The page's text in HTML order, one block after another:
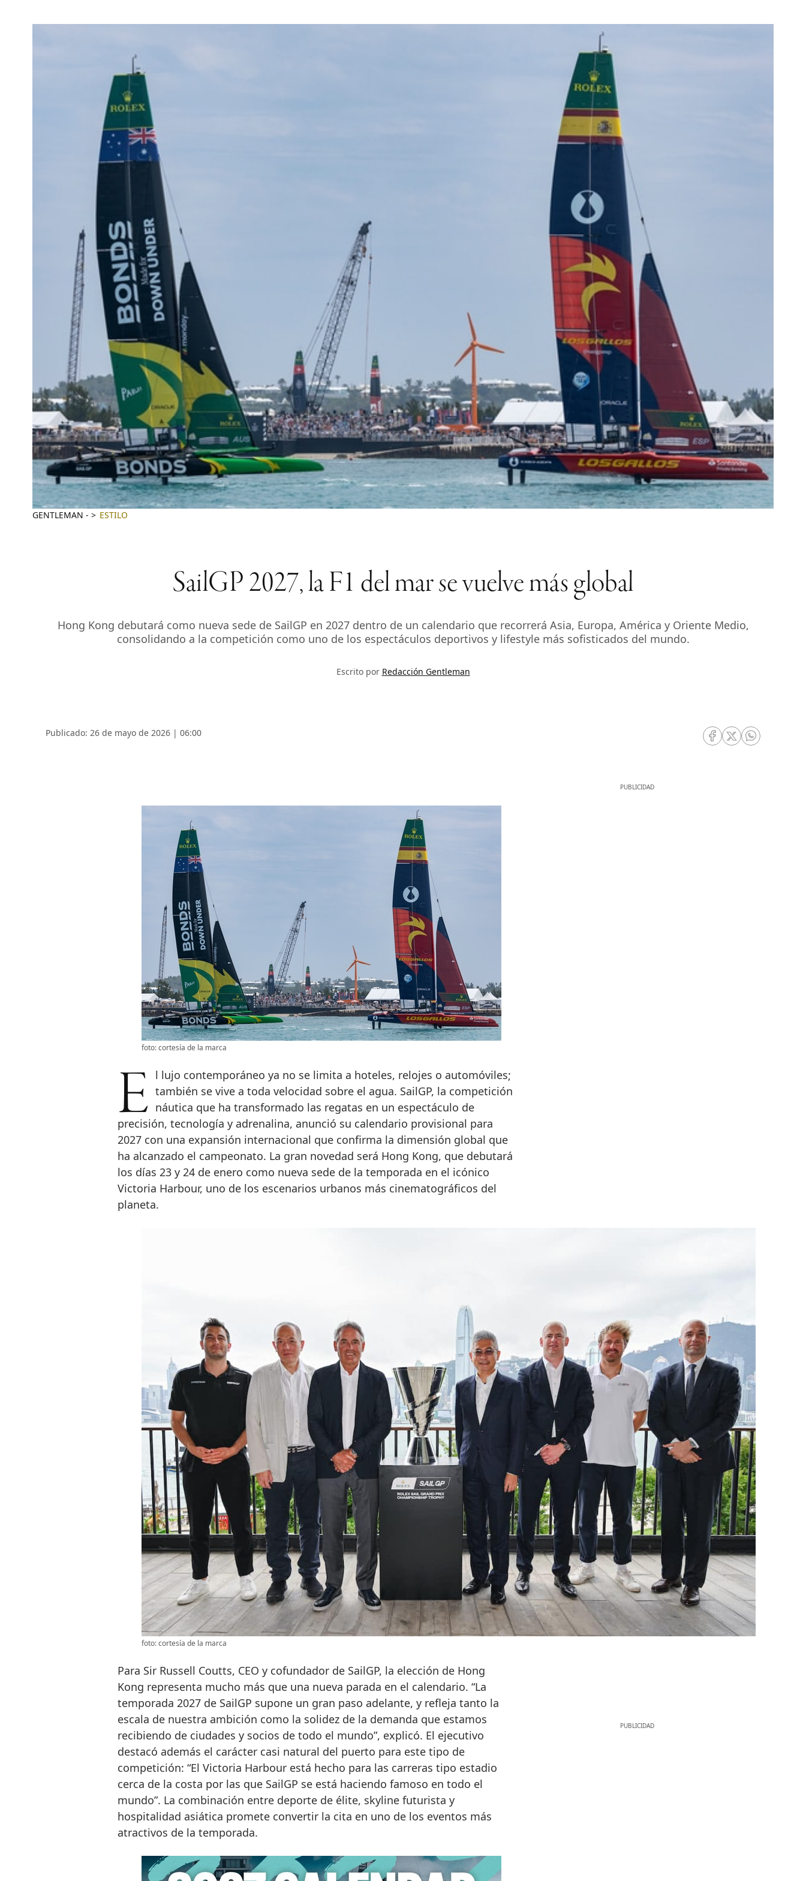
GENTLEMAN - ESTILO
SailGP 2027, la F1 del mar se vuelve más global
Hong Kong debutará como nueva sede de SailGP en 2027 dentro de un calendario que recorrerá Asia, Europa, América y Oriente Medio,
consolidando a la competición como uno de los espectáculos deportivos y lifestyle más sofisticados del mundo.
Escrito por Redacción Gentleman
Publicado: 26 de mayo de 2026 | 06:00
RRSS Facebook
RRSS Twitter
RRSS
foto: cortesía de la marca
El lujo contemporáneo ya no se limita a hoteles, relojes o automóviles; también se vive a toda velocidad sobre el agua. SailGP, la competición
náutica que ha transformado las regatas en un espectáculo de
precisión, tecnología y adrenalina, anunció su calendario provisional para
2027 con una expansión internacional que confirma la dimensión global que
ha alcanzado el campeonato. La gran novedad será Hong Kong, que debutará
los días 23 y 24 de enero como nueva sede de la temporada en el icónico
Victoria Harbour, uno de los escenarios urbanos más cinematográficos del
planeta.
foto: cortesía de la marca
Para Sir Russell Coutts, CEO y cofundador de SailGP, la elección de Hong
Kong representa mucho más que una nueva parada en el calendario. “La
temporada 2027 de SailGP supone un gran paso adelante, y refleja tanto la
escala de nuestra ambición como la solidez de la demanda que estamos
recibiendo de ciudades y socios de todo el mundo”, explicó. El ejecutivo
destacó además el carácter casi natural del puerto para este tipo de
competición: “El Victoria Harbour está hecho para las carreras tipo estadio
cerca de la costa por las que SailGP se está haciendo famoso en todo el
mundo”. La combinación entre deporte de élite, skyline futurista y
hospitalidad asiática promete convertir la cita en uno de los eventos más
atractivos de la temporada.